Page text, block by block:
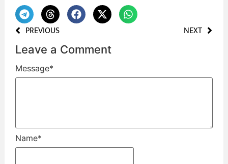
PREVIOUS NEXT
Leave a Comment
Message*
Name*